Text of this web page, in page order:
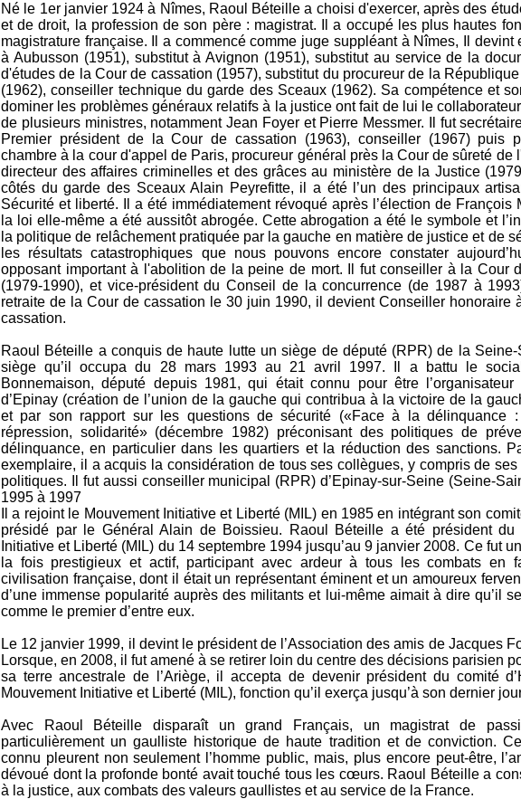
Né le 1er janvier 1924 à Nîmes, Raoul Béteille a choisi d'exercer, après des
et de droit, la profession de son père : magistrat. Il a occupé les plus hautes
magistrature française. Il a commencé comme juge suppléant à Nîmes, Il devint
à Aubusson (1951), substitut à Avignon (1951), substitut au service de la
d'études de la Cour de cassation (1957), substitut du procureur de la
(1962), conseiller technique du garde des Sceaux (1962). Sa compétence et
dominer les problèmes généraux relatifs à la justice ont fait de lui le
de plusieurs ministres, notamment Jean Foyer et Pierre Messmer. Il fut
Premier président de la Cour de cassation (1963), conseiller (1967) puis
chambre à la cour d'appel de Paris, procureur général près la Cour de sûreté de
directeur des affaires criminelles et des grâces au ministère de la Justice
côtés du garde des Sceaux Alain Peyrefitte, il a été l’un des principaux
Sécurité et liberté. Il a été immédiatement révoqué après l’élection de François
la loi elle-même a été aussitôt abrogée. Cette abrogation a été le symbole et
la politique de relâchement pratiquée par la gauche en matière de justice et de
les résultats catastrophiques que nous pouvons encore constater
opposant important à l'abolition de la peine de mort. Il fut conseiller à la Cour
(1979-1990), et vice-président du Conseil de la concurrence (de 1987 à
retraite de la Cour de cassation le 30 juin 1990, il devient Conseiller honoraire
cassation.
Raoul Béteille a conquis de haute lutte un siège de député (RPR) de la Seine-
siège qu’il occupa du 28 mars 1993 au 21 avril 1997. Il a battu le
Bonnemaison, député depuis 1981, qui était connu pour être l’organisateur
d’Epinay (création de l’union de la gauche qui contribua à la victoire de la
et par son rapport sur les questions de sécurité («Face à la délinquance :
répression, solidarité» (décembre 1982) préconisant des politiques de
délinquance, en particulier dans les quartiers et la réduction des sanctions.
exemplaire, il a acquis la considération de tous ses collègues, y compris de
politiques. Il fut aussi conseiller municipal (RPR) d’Epinay-sur-Seine (Seine-
1995 à 1997
Il a rejoint le Mouvement Initiative et Liberté (MIL) en 1985 en intégrant son
présidé par le Général Alain de Boissieu. Raoul Béteille a été président du
Initiative et Liberté (MIL) du 14 septembre 1994 jusqu’au 9 janvier 2008. Ce fut
la fois prestigieux et actif, participant avec ardeur à tous les combats en
civilisation française, dont il était un représentant éminent et un amoureux
d’une immense popularité auprès des militants et lui-même aimait à dire qu’il
comme le premier d’entre eux.
Le 12 janvier 1999, il devint le président de l’Association des amis de Jacques
Lorsque, en 2008, il fut amené à se retirer loin du centre des décisions parisien
sa terre ancestrale de l’Ariège, il accepta de devenir président du comité
Mouvement Initiative et Liberté (MIL), fonction qu’il exerça jusqu’à son dernier
Avec Raoul Béteille disparaît un grand Français, un magistrat de
particulièrement un gaulliste historique de haute tradition et de conviction.
connu pleurent non seulement l’homme public, mais, plus encore peut-être,
dévoué dont la profonde bonté avait touché tous les cœurs. Raoul Béteille a
à la justice, aux combats des valeurs gaullistes et au service de la France.